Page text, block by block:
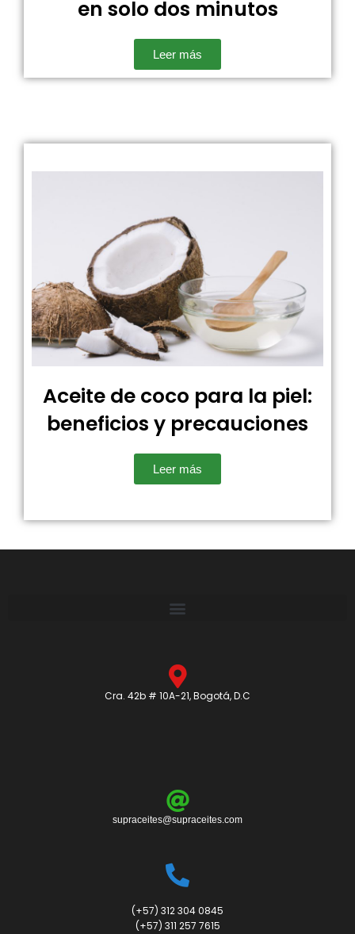
en solo dos minutos
Leer más
Aceite de coco para la piel:
beneficios y precauciones
Leer más
Cra. 42b # 10A-21, Bogotá, D.C
supraceites@supraceites.com
(+57) 312 304 0845
(+57) 311 257 7615